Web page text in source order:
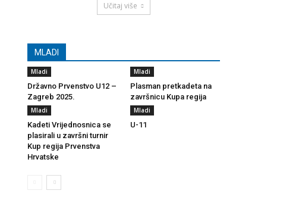
Učitaj više
MLADI
Mladi
Državno Prvenstvo U12 –
Zagreb 2025.
Mladi
Plasman pretkadeta na
završnicu Kupa regija
Mladi
Kadeti Vrijednosnica se
plasirali u završni turnir
Kup regija Prvenstva
Hrvatske
Mladi
U-11